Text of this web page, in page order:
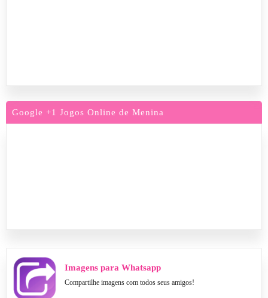
Google +1 Jogos Online de Menina
Imagens para Whatsapp
Compartilhe imagens com todos seus amigos!